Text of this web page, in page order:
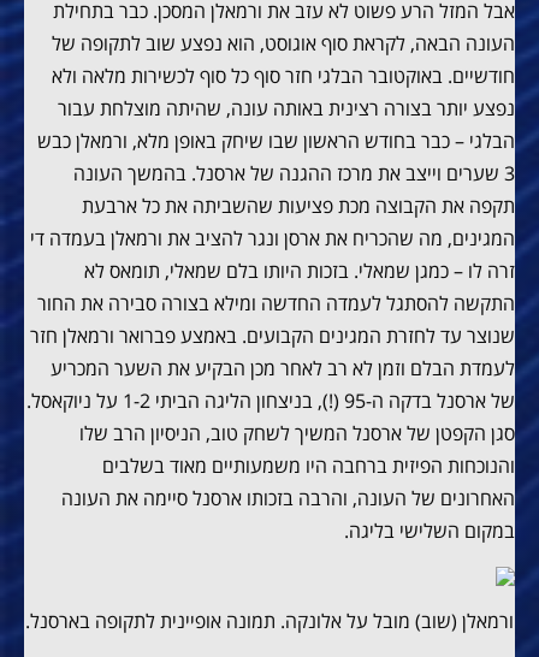
אבל המזל הרע פשוט לא עזב את ורמאלן המסכן. כבר בתחילת
העונה הבאה, לקראת סוף אוגוסט, הוא נפצע שוב לתקופה של
חודשיים. באוקטובר הבלגי חזר סוף כל סוף לכשירות מלאה ולא
נפצע יותר בצורה רצינית באותה עונה, שהיתה מוצלחת עבור
הבלגי – כבר בחודש הראשון שבו שיחק באופן מלא, ורמאלן כבש
3 שערים וייצב את מרכז ההגנה של ארסנל. בהמשך העונה
תקפה את הקבוצה מכת פציעות שהשביתה את כל ארבעת
המגינים, מה שהכריח את ארסן ונגר להציב את ורמאלן בעמדה די
זרה לו – כמגן שמאלי. בזכות היותו בלם שמאלי, תומאס לא
התקשה להסתגל לעמדה החדשה ומילא בצורה סבירה את החור
שנוצר עד לחזרת המגינים הקבועים. באמצע פברואר ורמאלן חזר
לעמדת הבלם וזמן לא רב לאחר מכן הבקיע את השער המכריע
של ארסנל בדקה ה-95 (!), בניצחון הליגה הביתי 1-2 על ניוקאסל.
סגן הקפטן של ארסנל המשיך לשחק טוב, הניסיון הרב שלו
והנוכחות הפיזית ברחבה היו משמעותיים מאוד בשלבים
האחרונים של העונה, והרבה בזכותו ארסנל סיימה את העונה
במקום השלישי בליגה.
ורמאלן (שוב) מובל על אלונקה. תמונה אופיינית לתקופה בארסנל.